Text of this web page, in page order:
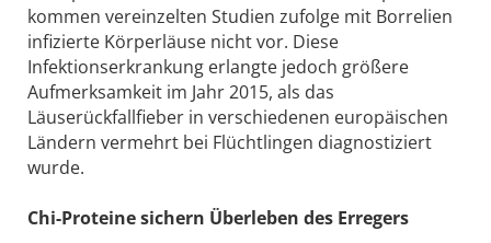
kommen vereinzelten Studien zufolge mit Borrelien
infizierte Körperläuse nicht vor. Diese
Infektionserkrankung erlangte jedoch größere
Aufmerksamkeit im Jahr 2015, als das
Läuserückfallfieber in verschiedenen europäischen
Ländern vermehrt bei Flüchtlingen diagnostiziert
wurde.
Chi-Proteine sichern Überleben des Erregers